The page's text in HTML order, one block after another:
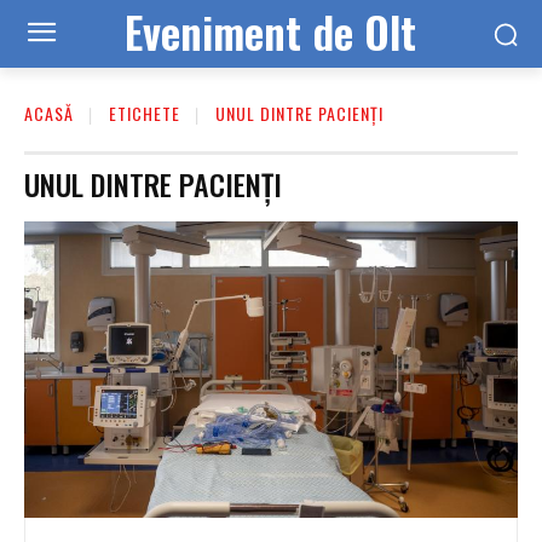
Eveniment de Olt
ACASĂ ETICHETE UNUL DINTRE PACIENȚI
UNUL DINTRE PACIENȚI